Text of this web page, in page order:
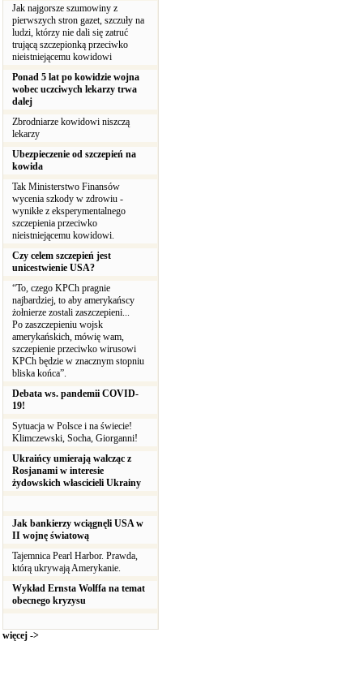
Jak najgorsze szumowiny z
pierwszych stron gazet, szczuły na
ludzi, którzy nie dali się zatruć
trującą szczepionką przeciwko
nieistniejącemu kowidowi
Ponad 5 lat po kowidzie wojna
wobec uczciwych lekarzy trwa
dalej
Zbrodniarze kowidowi niszczą
lekarzy
Ubezpieczenie od szczepień na
kowida
Tak Ministerstwo Finansów
wycenia szkody w zdrowiu -
wynikłe z eksperymentalnego
szczepienia przeciwko
nieistniejącemu kowidowi.
Czy celem szczepień jest
unicestwienie USA?
“To, czego KPCh pragnie
najbardziej, to aby amerykańscy
żołnierze zostali zaszczepieni...
Po zaszczepieniu wojsk
amerykańskich, mówię wam,
szczepienie przeciwko wirusowi
KPCh będzie w znacznym stopniu
bliska końca”.
Debata ws. pandemii COVID-
19!
Sytuacja w Polsce i na świecie!
Klimczewski, Socha, Giorganni!
Ukraińcy umierają walcząc z
Rosjanami w interesie
żydowskich włascicieli Ukrainy
Jak bankierzy wciągnęli USA w
II wojnę światową
Tajemnica Pearl Harbor. Prawda,
którą ukrywają Amerykanie.
Wykład Ernsta Wolffa na temat
obecnego kryzysu
więcej ->